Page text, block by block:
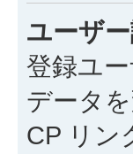
ユーザ
登録ユ
データ
CP リン